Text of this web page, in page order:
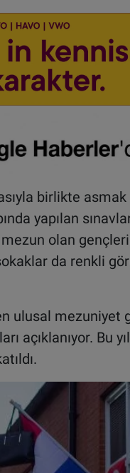
birlikte
yapılan
olan
da renkli
ulusal mezuniyet
açıklanıyor. Bu